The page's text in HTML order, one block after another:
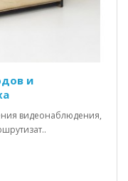
и
видеонаблюдения,